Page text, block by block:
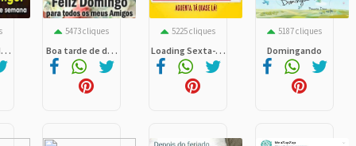
. .
5473 cliques
Boa tarde de d. . .
5225 cliques
Loading Sexta-. . .
5187 cliques
Domingando